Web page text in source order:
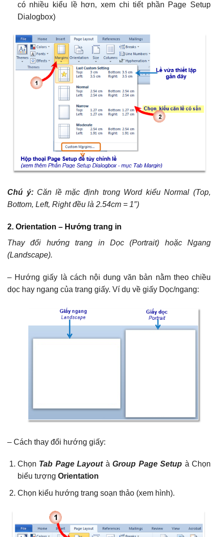
có nhiều kiểu lề hơn, xem chi tiết phần Page Setup
Dialogbox)
Chú ý: Căn lề mặc định trong Word kiểu Normal (Top,
Bottom, Left, Right đều là 2.54cm = 1″)
2. Orientation – Hướng trang in
Thay đổi hướng trang in Dọc (Portrait) hoặc Ngang
(Landscape).
– Hướng giấy là cách nội dung văn bản nằm theo chiều
dọc hay ngang của trang giấy. Ví dụ về giấy Dọc/ngang:
– Cách thay đổi hướng giấy:
Chọn Tab Page Layout àGroup Page Setup à Chọn
biểu tượng Orientation
Chọn kiểu hướng trang soạn thảo (xem hình).